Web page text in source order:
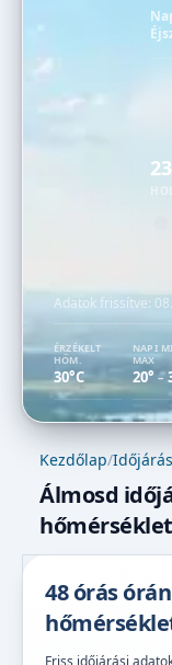
Adatok frissítve:
ÉRZÉKELT
HŐM.
30°C
NAPI
MAX
20° –
Kezdőlap/Időjárás
Álmosd
48 órás